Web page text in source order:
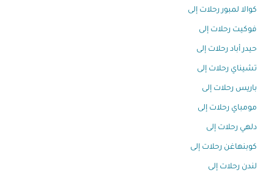
كوالا لمبور رحلات إلى
فوكيت رحلات إلى
حيدر أباد رحلات إلى
تشيناي رحلات إلى
باريس رحلات إلى
مومباي رحلات إلى
دلهي رحلات إلى
كوبنهاغن رحلات إلى
لندن رحلات إلى